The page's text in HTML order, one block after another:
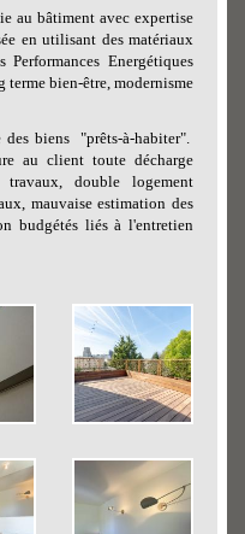
au bâtiment avec expertise
en utilisant des matériaux
Energétiques
terme bien-être, modernisme
des biens "prêts-à-habiter".
au client toute décharge
double logement
mauvaise estimation des
budgétés liés à l'entretien